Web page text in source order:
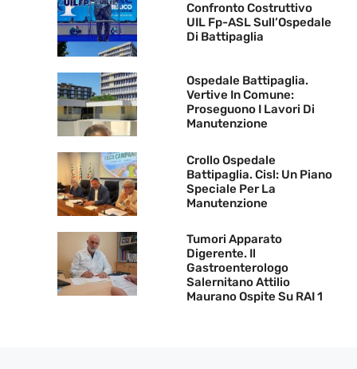
Confronto Costruttivo
UIL Fp-ASL Sull’Ospedale
Di Battipaglia
Ospedale Battipaglia.
Vertive In Comune:
Proseguono I Lavori Di
Manutenzione
Crollo Ospedale
Battipaglia. Cisl: Un Piano
Speciale Per La
Manutenzione
Tumori Apparato
Digerente. Il
Gastroenterologo
Salernitano Attilio
Maurano Ospite Su RAI 1